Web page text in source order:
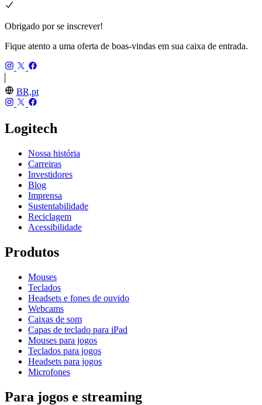
Obrigado por se inscrever!
Fique atento a uma oferta de boas-vindas em sua caixa de entrada.
BR,pt
Logitech
Nossa história
Carreiras
Investidores
Blog
Imprensa
Sustentabilidade
Reciclagem
Acessibilidade
Produtos
Mouses
Teclados
Headsets e fones de ouvido
Webcams
Caixas de som
Capas de teclado para iPad
Mouses para jogos
Teclados para jogos
Headsets para jogos
Microfones
Para jogos e streaming